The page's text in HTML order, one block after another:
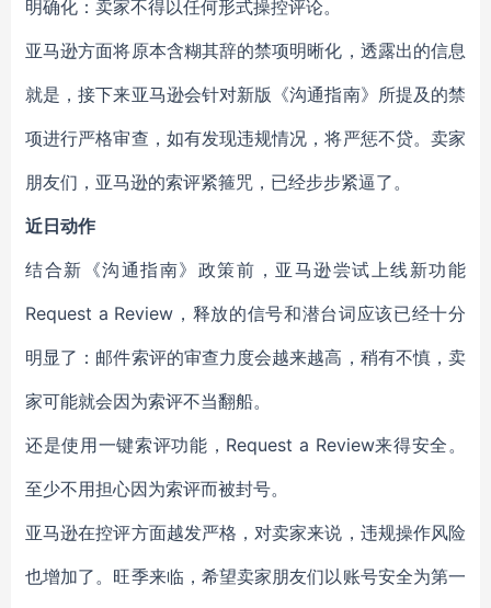
明确化：卖家不得以任何形式操控评论。
亚马逊方面将原本含糊其辞的禁项明晰化，透露出的信息
就是，接下来亚马逊会针对新版《沟通指南》所提及的禁
项进行严格审查，如有发现违规情况，将严惩不贷。卖家
朋友们，亚马逊的索评紧箍咒，已经步步紧逼了。
近日动作
结合新《沟通指南》政策前，亚马逊尝试上线新功能
Request a Review，释放的信号和潜台词应该已经十分
明显了：邮件索评的审查力度会越来越高，稍有不慎，卖
家可能就会因为索评不当翻船。
还是使用一键索评功能，Request a Review来得安全。
至少不用担心因为索评而被封号。
亚马逊在控评方面越发严格，对卖家来说，违规操作风险
也增加了。旺季来临，希望卖家朋友们以账号安全为第一